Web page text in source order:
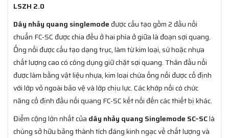
LSZH 2.0
Dây nhảy quang singlemode được cấu tạo gồm 2 đầu nối
chuẩn FC-SC được chia đều ở hai phía ở giữa là đoạn sợi quang.
Ống nối được cấu tạo dạng trục, làm từ kim loại, sứ hoặc nhựa
chất lượng cao có công dụng giữ chặt sợi quang. Thân đầu nối
được làm bằng vật liệu nhựa, kim loại chứa ống nối được cố định
với lớp vỏ ngoài bảo vệ và lớp chịu lực. Các khớp nối có chức
năng cố định đầu nối quang FC-SC kết nối đến các thiết bị khác.
Điểm cộng lớn nhất của dây nhảy quang Singlemode SC–SClà
chúng sở hữu bảng thành tích đáng kinh ngạc về chất lượng và